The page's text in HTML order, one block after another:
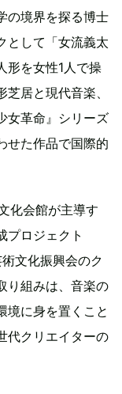
の境界を探る博士
として「女流義太
形を女性1人で操
居と現代音楽、
女革命』シリーズ
せた作品で国際的
化会館が主導す
プロジェクト
文化振興会のク
り組みは、音楽の
境に身を置くこと
代クリエイターの